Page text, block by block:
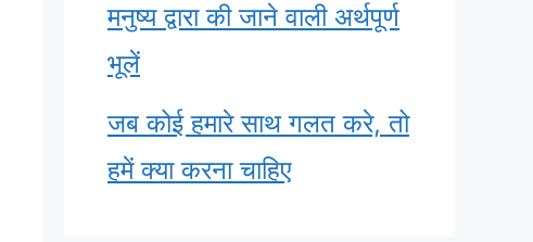
मनुष्य द्वारा की जाने वाली अर्थपूर्ण
भूलें
जब कोई हमारे साथ गलत करे, तो
हमें क्या करना चाहिए